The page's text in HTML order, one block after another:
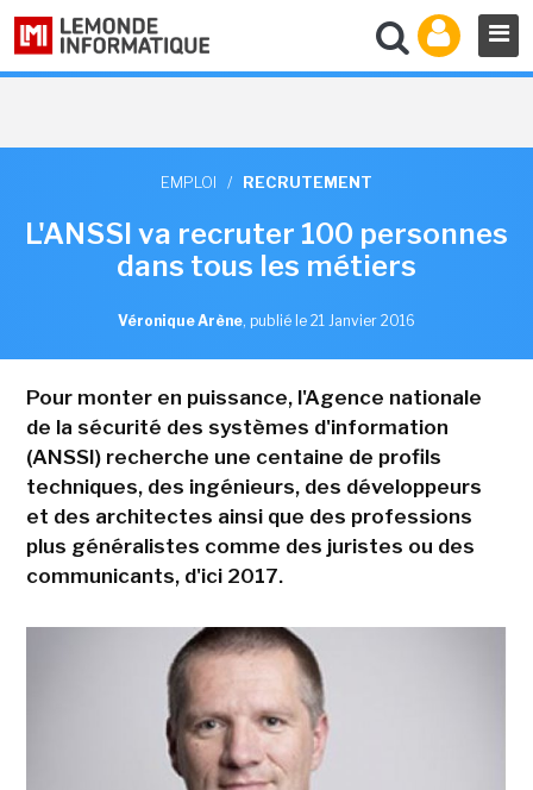
EMPLOI / RECRUTEMENT
L'ANSSI va recruter 100 personnes
dans tous les métiers
Véronique Arène, publié le 21 Janvier 2016
Pour monter en puissance, l'Agence nationale
de la sécurité des systèmes d'information
(ANSSI) recherche une centaine de profils
techniques, des ingénieurs, des développeurs
et des architectes ainsi que des professions
plus généralistes comme des juristes ou des
communicants, d'ici 2017.